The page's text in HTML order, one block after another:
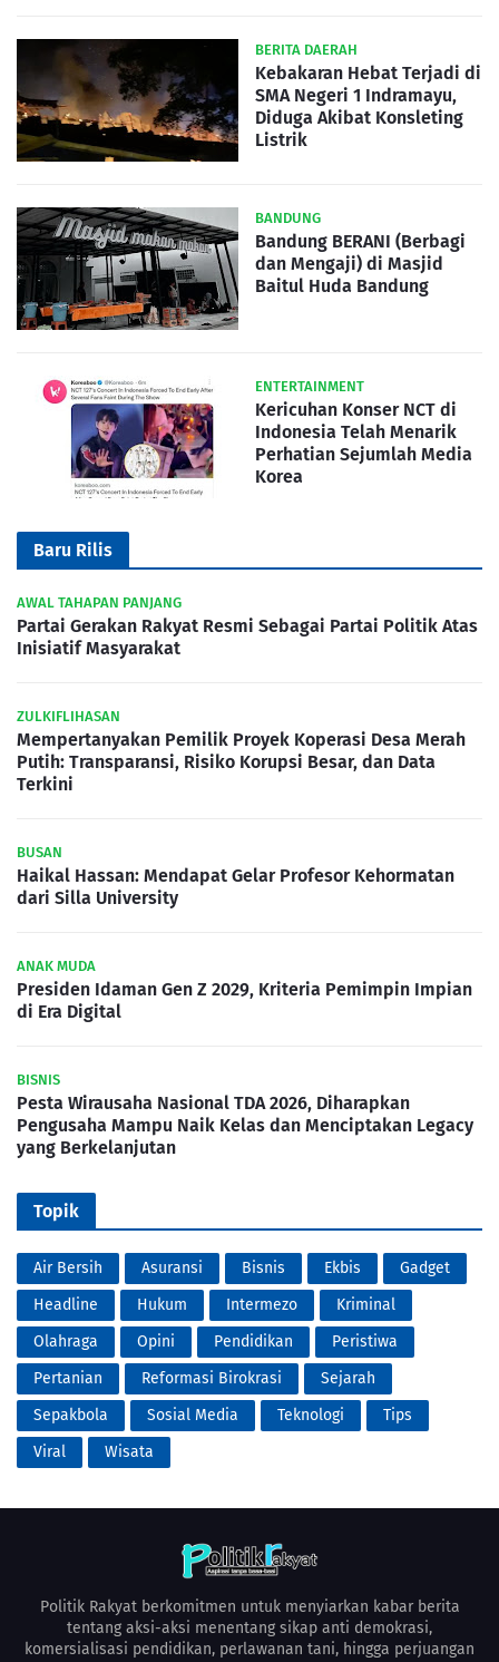
BERITA DAERAH
Kebakaran Hebat Terjadi di
SMA Negeri 1 Indramayu,
Diduga Akibat Konsleting
Listrik
BANDUNG
Bandung BERANI (Berbagi
dan Mengaji) di Masjid
Baitul Huda Bandung
ENTERTAINMENT
Kericuhan Konser NCT di
Indonesia Telah Menarik
Perhatian Sejumlah Media
Korea
Baru Rilis
AWAL TAHAPAN PANJANG
Partai Gerakan Rakyat Resmi Sebagai Partai Politik Atas
Inisiatif Masyarakat
ZULKIFLIHASAN
Mempertanyakan Pemilik Proyek Koperasi Desa Merah
Putih: Transparansi, Risiko Korupsi Besar, dan Data
Terkini
BUSAN
Haikal Hassan: Mendapat Gelar Profesor Kehormatan
dari Silla University
ANAK MUDA
Presiden Idaman Gen Z 2029, Kriteria Pemimpin Impian
di Era Digital
BISNIS
Pesta Wirausaha Nasional TDA 2026, Diharapkan
Pengusaha Mampu Naik Kelas dan Menciptakan Legacy
yang Berkelanjutan
Topik
Air Bersih Asuransi Bisnis Ekbis
Gadget
Headline
Hukum Intermezo
Kriminal
Olahraga
Opini Pendidikan
Peristiwa
Pertanian
Reformasi Birokrasi
Sejarah
Sepakbola
Sosial Media Teknologi
Tips
Viral
Wisata
Politik Rakyat berkomitmen untuk menyiarkan kabar berita
tentang aksi-aksi menentang sikap anti demokrasi,
komersialisasi pendidikan, perlawanan tani, hingga perjuangan